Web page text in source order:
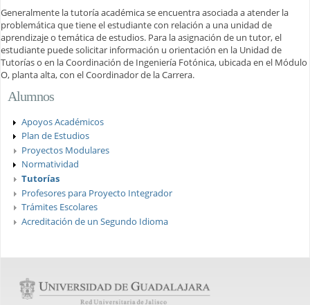
Generalmente la tutoría académica se encuentra asociada a atender la
problemática que tiene el estudiante con relación a una unidad de
aprendizaje o temática de estudios. Para la asignación de un tutor, el
estudiante puede solicitar información u orientación en la Unidad de
Tutorías o en la Coordinación de Ingeniería Fotónica, ubicada en el Módulo
O, planta alta, con el Coordinador de la Carrera.
Alumnos
Apoyos Académicos
Plan de Estudios
Proyectos Modulares
Normatividad
Tutorías
Profesores para Proyecto Integrador
Trámites Escolares
Acreditación de un Segundo Idioma